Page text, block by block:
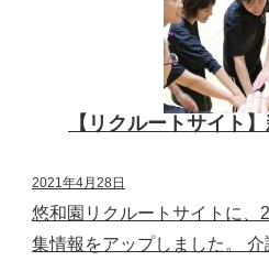
【リクルートサイト
2021年4月28日
悠和園リクルートサイトに
集情報をアップしました。